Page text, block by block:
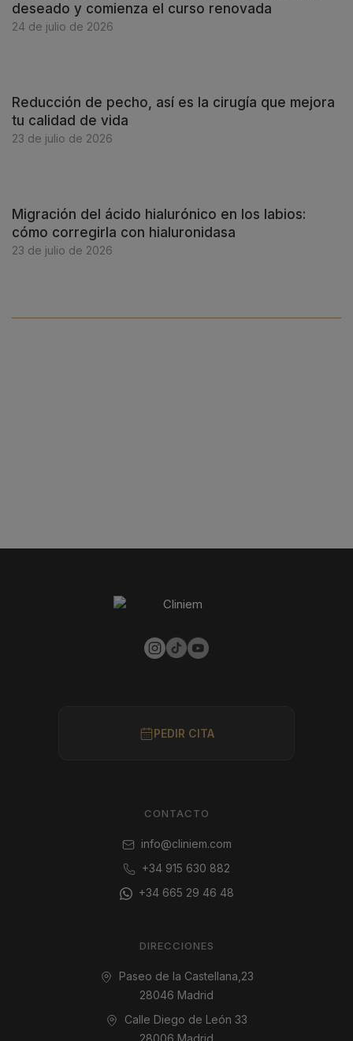
deseado y comienza el curso renovada
24 de julio de 2026
Reducción de pecho, así es la cirugía que mejora
tu calidad de vida
23 de julio de 2026
Migración del ácido hialurónico en los labios:
cómo corregirla con hialuronidasa
23 de julio de 2026
PEDIR CITA
CONTACTO
info@cliniem.com
+34 915 630 882
+34 665 29 46 48
DIRECCIONES
Paseo de la Castellana,23
28046 Madrid
Calle Diego de León 33